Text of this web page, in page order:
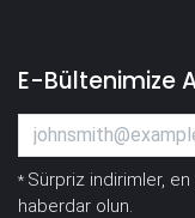
E-Bültenimize
* Sürpriz indirimler,
haberdar olun.